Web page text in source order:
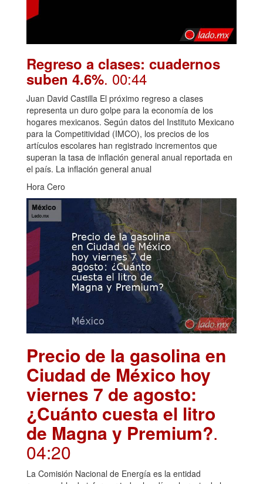
Regreso a clases: cuadernos
suben 4.6%. 00:44
Juan David Castilla El próximo regreso a clases
representa un duro golpe para la economía de los
hogares mexicanos. Según datos del Instituto Mexicano
para la Competitividad (IMCO), los precios de los
artículos escolares han registrado incrementos que
superan la tasa de inflación general anual reportada en
el país. La inflación general anual
Hora Cero
Precio de la gasolina en
Ciudad de México hoy
viernes 7 de agosto:
¿Cuánto cuesta el litro
de Magna y Premium?.
04:20
La Comisión Nacional de Energía es la entidad